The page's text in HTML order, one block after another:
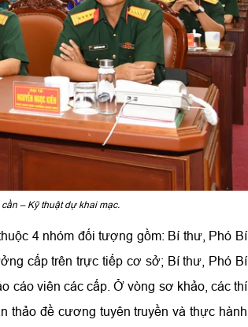
– Kỹ thuật dự khai mạc.
4 nhóm đối tượng gồm: Bí thư, Phó Bí
cấp trên trực tiếp cơ sở; Bí thư, Phó Bí
cáo viên các cấp. Ở vòng sơ khảo, các thí
thảo đề cương tuyên truyền và thực hành